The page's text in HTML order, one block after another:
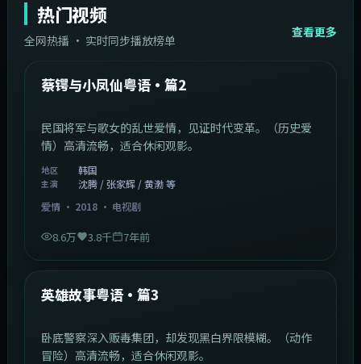
热门视频
全网热播 · 实时同步播放榜单
查看更多
热门
韩国 44:14
蔡锷与小凤仙粤语·篇2
民国将军与歌女的乱世爱情，见证时代变革。（历史爱
情）高清流畅，适合休闲观影。
地区 韩国
主演
沈腾 / 张家辉 / 黄渤 等
爱情· 2018· 电视剧
8.6万 3.8千 7年前
热门
英雄故事粤语·篇3
卧底警察深入贩毒集团，却发现黑白界限模糊。（动作
冒险）高清流畅，适合休闲观影。